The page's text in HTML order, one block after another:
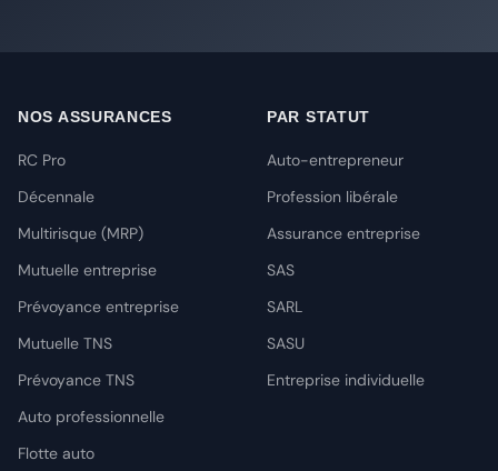
NOS ASSURANCES
RC Pro
Décennale
Multirisque (MRP)
Mutuelle entreprise
Prévoyance entreprise
Mutuelle TNS
Prévoyance TNS
Auto professionnelle
Flotte auto
PAR STATUT
Auto-entrepreneur
Profession libérale
Assurance entreprise
SAS
SARL
SASU
Entreprise individuelle